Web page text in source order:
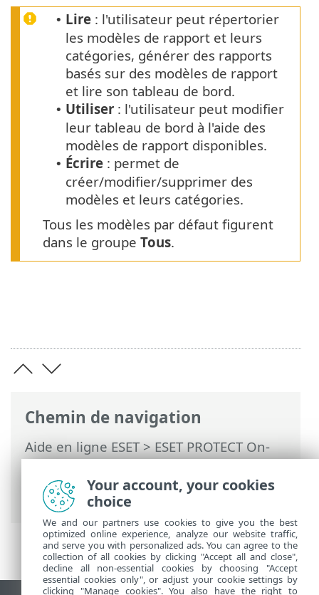
Chemin de navigation
Aide en ligne ESET>ESET PROTECT On-
Prem>Utilisation d'ESET PROTECT On-
Prem>ESET PROTECT On-Prem Menu
principal
> Rapports
• Lire : l'utilisateur peut répertorier
les modèles de rapport et leurs
catégories, générer des rapports
basés sur des modèles de rapport
et lire son tableau de bord.
• Utiliser : l'utilisateur peut modifier
leur tableau de bord à l'aide des
modèles de rapport disponibles.
• Écrire : permet de
créer/modifier/supprimer des
modèles et leurs catégories.
Tous les modèles par défaut figurent
dans le groupe Tous.
Your account, your cookies
choice
We and our partners use cookies to give you the best
optimized online experience, analyze our website traffic,
and serve you with personalized ads. You can agree to the
collection of all cookies by clicking "Accept all and close",
decline all non-essential cookies by choosing "Accept
essential cookies only", or adjust your cookie settings by
clicking "Manage cookies". You also have the right to